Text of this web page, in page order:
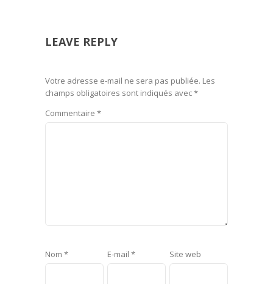
LEAVE REPLY
Votre adresse e-mail ne sera pas publiée. Les
champs obligatoires sont indiqués avec*
Commentaire *
Nom * E-mail * Site web